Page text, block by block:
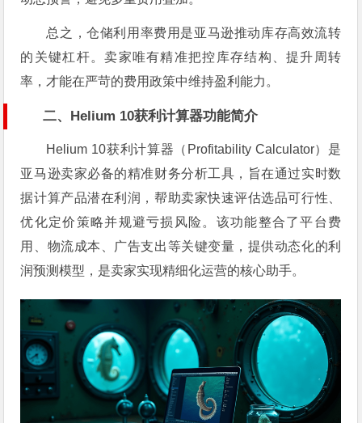
总之，仓储利用率费用是亚马逊推动库存高效流转
的关键杠杆。卖家唯有精准把控库存结构、提升周转
率，才能在严苛的费用政策中维持盈利能力。
二、Helium 10获利计算器功能简介
Helium 10获利计算器（Profitability Calculator）是
亚马逊卖家必备的精准财务分析工具，旨在通过实时数
据计算产品潜在利润，帮助卖家快速评估选品可行性、
优化定价策略并规避亏损风险。该功能整合了平台费
用、物流成本、广告支出等关键变量，提供动态化的利
润预测模型，是卖家实现精细化运营的核心助手。